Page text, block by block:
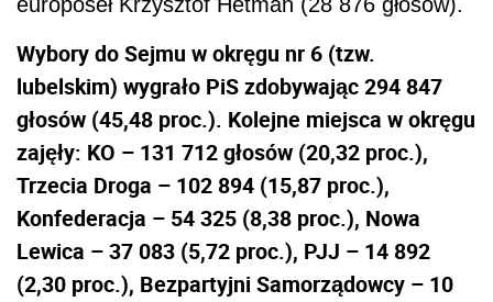
Wybory do Sejmu w okręgu nr 6 (tzw.
lubelskim) wygrało PiS zdobywając 294 847
głosów (45,48 proc.). Kolejne miejsca w okręgu
zajęły: KO – 131 712 głosów (20,32 proc.),
Trzecia Droga – 102 894 (15,87 proc.),
Konfederacja – 54 325 (8,38 proc.), Nowa
Lewica – 37 083 (5,72 proc.), PJJ – 14 892
(2,30 proc.), Bezpartyjni Samorządowcy – 10